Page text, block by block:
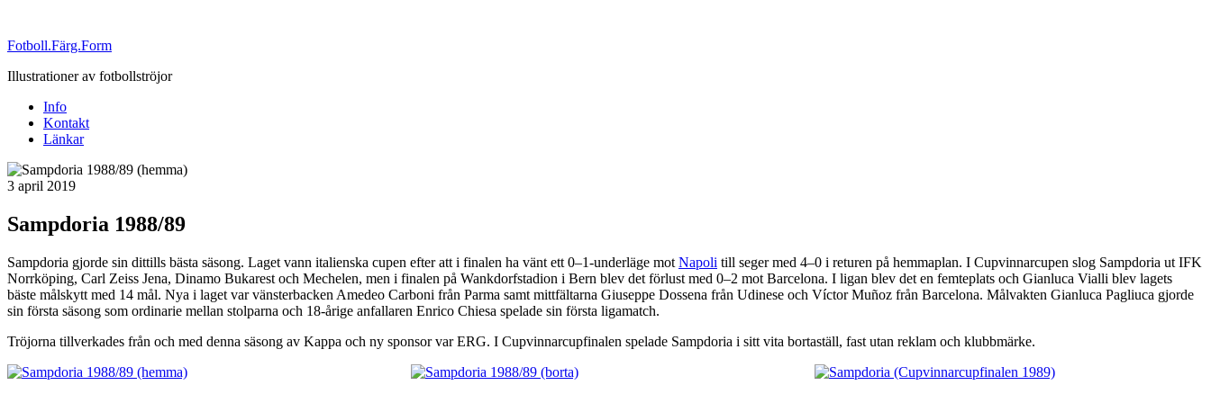
Fotboll.Färg.Form
Illustrationer av fotbollströjor
Info
Kontakt
Länkar
Publicerat
3 april 2019
Sampdoria 1988/89
Sampdoria gjorde sin dittills bästa säsong. Laget vann italienska cupen efter att i finalen ha vänt ett 0–1-underläge mot Napoli till seger med 4–0 i returen på hemmaplan. I Cupvinnarcupen slog Sampdoria ut IFK
Norrköping, Carl Zeiss Jena, Dinamo Bukarest och Mechelen, men i finalen på Wankdorfstadion i Bern blev det förlust med 0–2 mot Barcelona. I ligan blev det en femteplats och Gianluca Vialli blev lagets
bäste målskytt med 14 mål. Nya i laget var vänsterbacken Amedeo Carboni från Parma samt mittfältarna Giuseppe Dossena från Udinese och Víctor Muñoz från Barcelona. Målvakten Gianluca Pagliuca gjorde
sin första säsong som ordinarie mellan stolparna och 18-årige anfallaren Enrico Chiesa spelade sin första ligamatch.
Tröjorna tillverkades från och med denna säsong av Kappa och ny sponsor var ERG. I Cupvinnarcupfinalen spelade Sampdoria i sitt vita bortaställ, fast utan reklam och klubbmärke.